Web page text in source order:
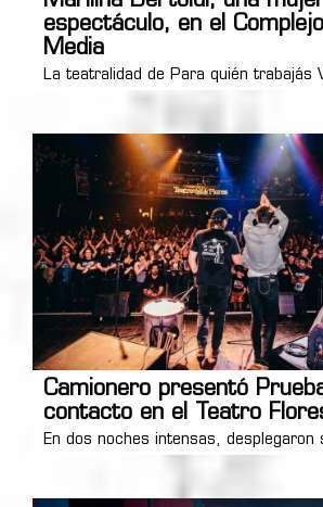
espectáculo, en el
Media
La teatralidad de Para quién trabajás
Camionero presentó
contacto en el Teatro
En dos noches intensas, desplegaron